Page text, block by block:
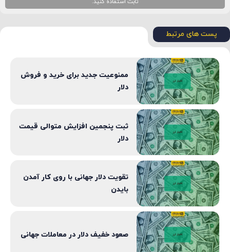
پست های مرتبط
ممنوعیت جدید برای خرید و فروش
دلار
ثبت پنجمین افزایش متوالی قیمت
دلار
تقویت دلار جهانی با روی کار آمدن
بایدن
صعود خفیف دلار در معاملات جهانی